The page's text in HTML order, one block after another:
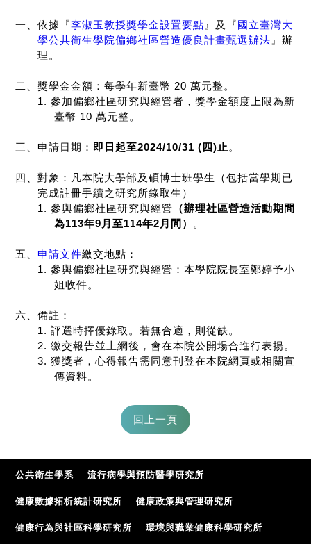
一、依據『李淑玉教授獎學金設置要點 』及『國立臺灣大
學公共衛生學院偏鄉社區營造優良計畫甄選辦法 』辦
理。
二、獎學金金額：每學年新臺幣 20萬元整。
1.參加偏鄉社區研究與經營者，獎學金額度上限為新
臺幣 10萬元整。
三、申請日期： 即日起至2024/10/31 (四) 止 。
四、對象：凡本院大學部及碩博士班學生（包括當學期已
完成註冊手續之研究所錄取生）
1.參與偏鄉社區研究與經營 （辦理社區營造活動期間
為113年9 月至114年2 月間） 。
五、 申請文件繳交地點：
1.參與偏鄉社區研究與經營：本學院院長室鄭婷予小
姐收件。
六、備註：
1.評選時擇優錄取。若無合適，則從缺。
2.繳交報告並上網後，會在本院公開場合進行表揚。
3.獲獎者，心得報告需同意刊登在本院網頁或相關宣
傳資料。
公共衛生學系 流行病學與預防醫學研究所
健康數據拓析統計研究所 健康政策與管理研究所
健康行為與社區科學研究所 環境與職業健康科學研究所